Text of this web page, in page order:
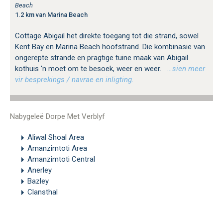
Beach
1.2 km van Marina Beach
Cottage Abigail het direkte toegang tot die strand, sowel
Kent Bay en Marina Beach hoofstrand. Die kombinasie van
ongerepte strande en pragtige tuine maak van Abigail
kothuis 'n moet om te besoek, weer en weer.
…sien meer
vir besprekings / navrae en inligting.
Nabygeleë Dorpe Met Verblyf
Aliwal Shoal Area
Amanzimtoti Area
Amanzimtoti Central
Anerley
Bazley
Clansthal